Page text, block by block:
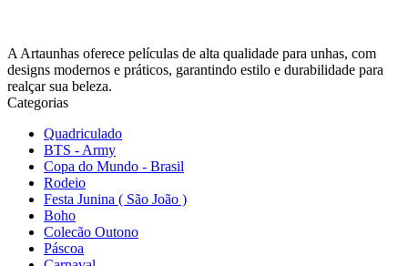
A Artaunhas oferece películas de alta qualidade para unhas, com
designs modernos e práticos, garantindo estilo e durabilidade para
realçar sua beleza.
Categorias
Quadriculado
BTS - Army
Copa do Mundo - Brasil
Rodeio
Festa Junina ( São João )
Boho
Colecão Outono
Páscoa